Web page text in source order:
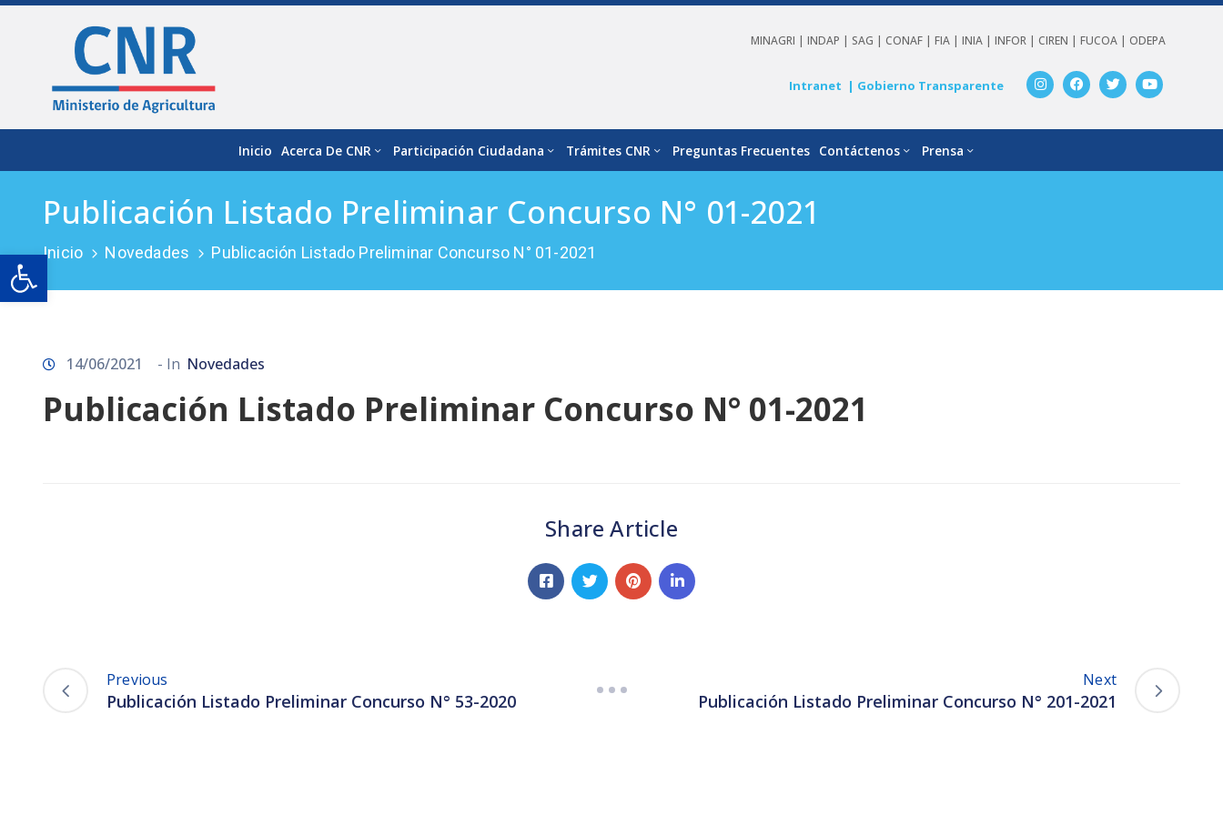
Open toolbar
MINAGRI |INDAP | SAG | CONAF |FIA |INIA |INFOR | CIREN |FUCOA | ODEPA
Intranet | Gobierno Transparente
Inicio Acerca De CNR Participación Ciudadana Trámites CNR Preguntas Frecuentes Contáctenos Prensa
Publicación Listado Preliminar Concurso N° 01-2021
Inicio Novedades Publicación Listado Preliminar Concurso N° 01-2021
14/06/2021 - In Novedades
Publicación Listado Preliminar Concurso N° 01-2021
Share Article
Previous
Publicación Listado Preliminar Concurso N° 53-2020
Next
Publicación Listado Preliminar Concurso N° 201-2021